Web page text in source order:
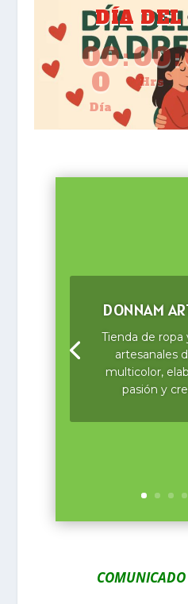
DÍA DEL
00
0
Día
:00
Hrs
:
DONNAM
Tienda de ropa
artesanales
multicolor,
pasión y
COMUNICADO